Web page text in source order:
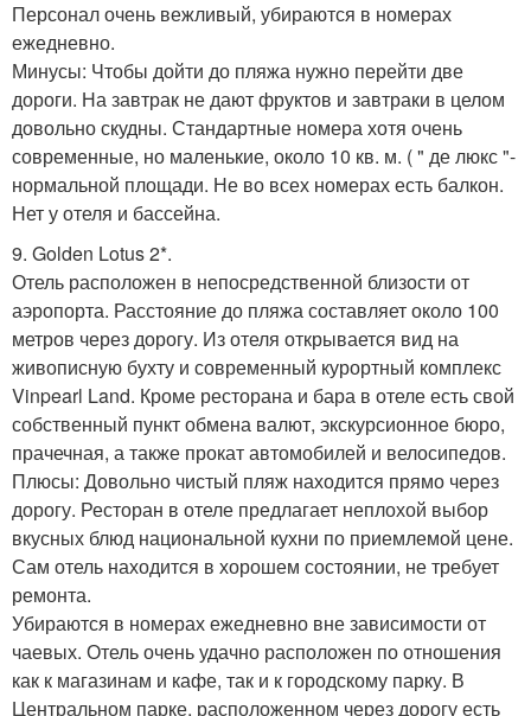
Персонал очень вежливый, убираются в номерах
ежедневно.
Минусы: Чтобы дойти до пляжа нужно перейти две
дороги. На завтрак не дают фруктов и завтраки в целом
довольно скудны. Стандартные номера хотя очень
современные, но маленькие, около 10 кв. м. ( " де люкс "-
нормальной площади. Не во всех номерах есть балкон.
Нет у отеля и бассейна.
9. Golden Lotus 2*.
Отель расположен в непосредственной близости от
аэропорта. Расстояние до пляжа составляет около 100
метров через дорогу. Из отеля открывается вид на
живописную бухту и современный курортный комплекс
Vinpearl Land. Кроме ресторана и бара в отеле есть свой
собственный пункт обмена валют, экскурсионное бюро,
прачечная, а также прокат автомобилей и велосипедов.
Плюсы: Довольно чистый пляж находится прямо через
дорогу. Ресторан в отеле предлагает неплохой выбор
вкусных блюд национальной кухни по приемлемой цене.
Сам отель находится в хорошем состоянии, не требует
ремонта.
Убираются в номерах ежедневно вне зависимости от
чаевых. Отель очень удачно расположен по отношения
как к магазинам и кафе, так и к городскому парку. В
Центральном парке, расположенном через дорогу есть